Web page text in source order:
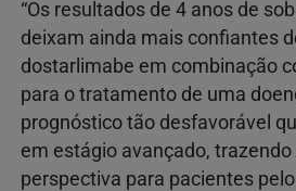
“Os resultados de 4 anos de
deixam ainda mais confiantes
dostarlimabe em combinação
para o tratamento de uma
prognóstico tão desfavorável
em estágio avançado,
perspectiva para pacientes